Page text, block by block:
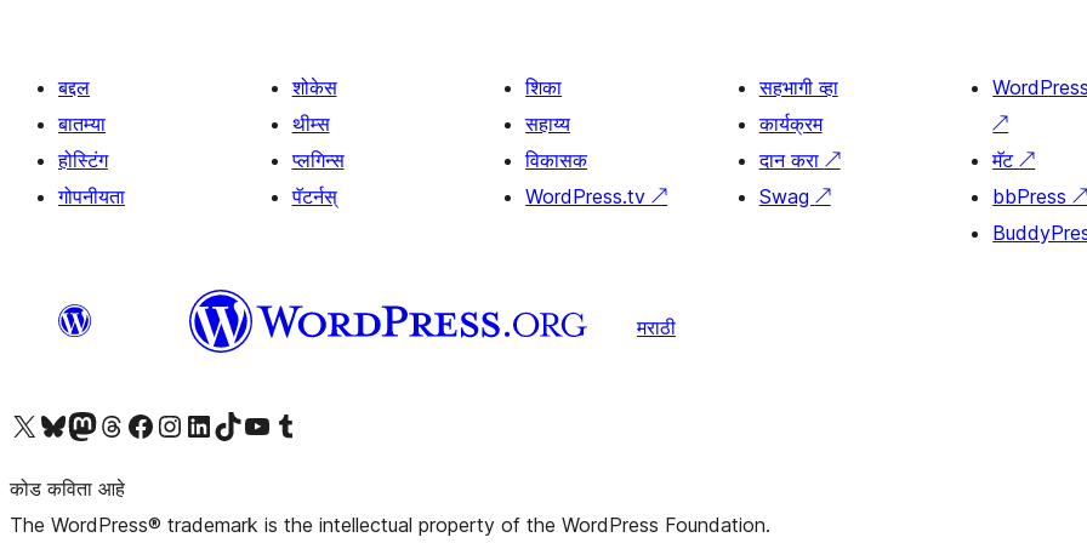
बद्दल
बातम्या
होस्टिंग
गोपनीयता
शोकेस
थीम्स
प्लगिन्स
पॅटर्नस्
शिका
सहाय्य
विकासक
WordPress.tv↗
सहभागी व्हा
कार्यक्रम
दान करा ↗
Swag ↗
↗
मॅट↗
bbPress↗
मराठी
आमच्या X (एक्स) (पूर्वीचे ट्विटर) खात्याला भेट द्या आमच्या ब्लूस्की खात्याला भेट द्या.आमच्या Mastodon खात्याला भेट द्या.आमच्या थ्रेड्स खात्याला भेट द्या. आमच्या फेसबुक पेजला भेट द्या आमच्या इंस्टाग्राम खात्याला भेट द्या आमच्या लिंक्डइन खात्याला भेट द्या आमच्या टिकटॉक अकाउंटला भेट द्या.आमच्या यूट्यूब चॅनेलला भेट द्या आमच्या टंबलर खात्याला भेट द्या.
कोड कविता आहे
The WordPress® trademark is the intellectual property of the WordPress Foundation.